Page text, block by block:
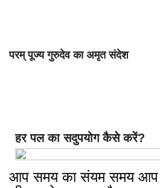
परम् पूज्य गुरुदेव का अमृत संदेश
हर पल का सदुपयोग कैसे करें?
आप समय का संयम समय आप